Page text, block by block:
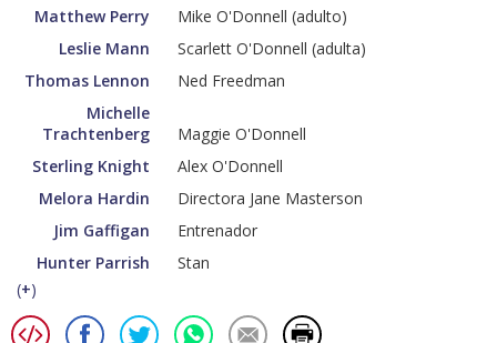
Matthew Perry
Mike O'Donnell (adulto)
Leslie Mann
Scarlett O'Donnell (adulta)
Thomas Lennon
Ned Freedman
Michelle
Trachtenberg
Maggie O'Donnell
Sterling Knight
Alex O'Donnell
Melora Hardin
Directora Jane Masterson
Jim Gaffigan
Entrenador
Hunter Parrish
Stan
(+)